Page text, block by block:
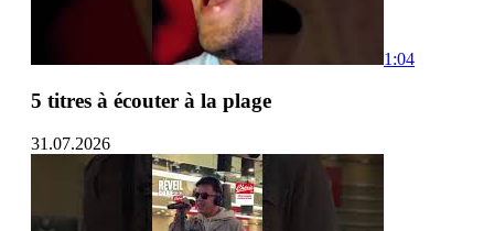
1:04
5 titres à écouter à la plage
31.07.2026